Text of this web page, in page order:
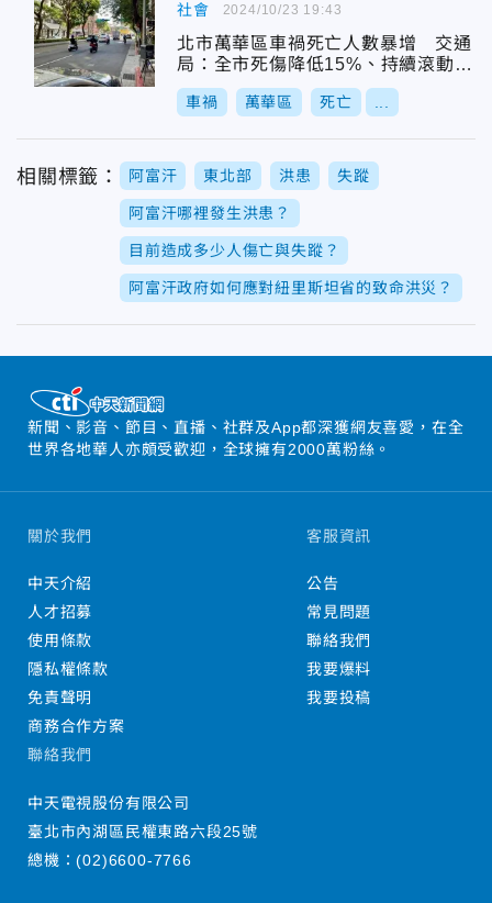
社會
北市萬華區車禍死亡人數暴增 交通
局：全市死傷降低15%、持續滾動檢
討
車禍 萬華區 死亡
2024/10/23 19:43
相關標籤： 阿富汗 東北部 洪患 失蹤
阿富汗哪裡發生洪患？
目前造成多少人傷亡與失蹤？
阿富汗政府如何應對紐里斯坦省的致命洪災？
新聞、影音、節目、直播、社群及App都深獲網友喜愛，在全
世界各地華人亦頗受歡迎，全球擁有2000萬粉絲。
關於我們
中天介紹
人才招募
使用條款
隱私權條款
免責聲明
商務合作方案
客服資訊
公告
常見問題
聯絡我們
我要爆料
我要投稿
聯絡我們
中天電視股份有限公司
臺北市內湖區民權東路六段25號
總機：(02)6600-7766